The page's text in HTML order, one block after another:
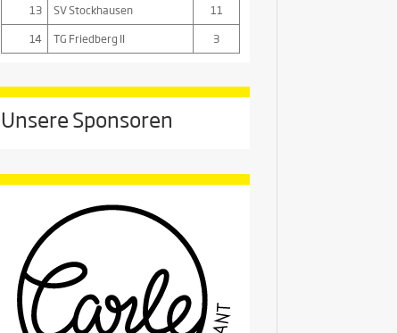
13
SV Stockhausen
11
14
TG Friedberg II 3
Unsere Sponsoren